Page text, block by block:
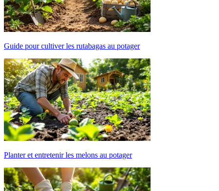
Guide pour cultiver les rutabagas au potager
Planter et entretenir les melons au potager